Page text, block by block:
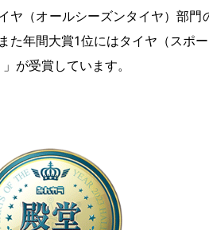
（オールシーズンタイヤ）部門
た年間大賞1位にはタイヤ（スポ
が受賞しています。